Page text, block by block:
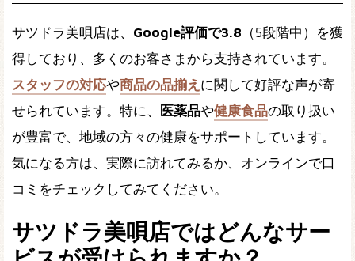
サツドラ美唄店は、 Google評価で3.8 （5段階中）を獲
得しており、多くのお客さまから支持されています。
スタッフの対応や商品の品揃え に関して好評な声が寄
せられています。特に、
医薬品や健康食品の取り扱い
が豊富で、地域の方々の健康をサポートしています。
気になる方は、実際に訪れてみるか、オンラインで口
コミをチェックしてみてください。
サツドラ美唄店ではどんなサー